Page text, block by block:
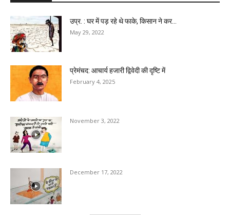
उप्र. : घर में पड़ रहे थे फाके, किसान ने कर...
May 29, 2022
प्रेमंचद: आचार्य हजारी द्विवेदी की दृष्टि में
February 4, 2025
November 3, 2022
December 17, 2022